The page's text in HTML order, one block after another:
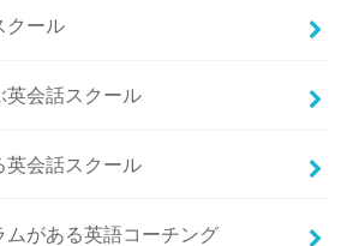
クール
英会話スクール
英会話スクール
ムがある英語コーチング